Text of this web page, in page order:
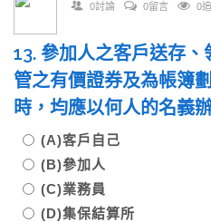
0討論 0留言 0
13. 參加人之客戶送存、
管之有價證券及為帳簿
時，均應以何人的名義
(A)客戶自己
(B)參加人
(C)業務員
(D)集保結算所